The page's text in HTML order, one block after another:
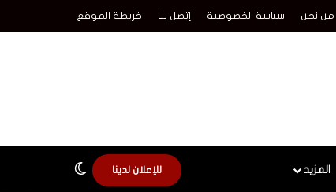
من نحن سياسة الخصوصية إتصل بنا خريطة الموقع
المزيد للإعلان لدينا الوضع المظلم